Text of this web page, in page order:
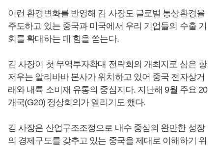
이런 환경변화를 반영해 김 사장도 글로벌 통상환경을
주도하고 있는 중국과 미국에서 우리 기업들의 수출 기
회를 확대하는 데 힘을 쏟는다.
김 사장이 첫 무역투자확대 전략회의 개최지로 삼은 항
저우는 알리바바 본사가 위치하고 있어 중국 전자상거
래와 내륙 소비재 유통의 중심지다. 지난해 9월 주요 20
개국(G20) 정상회의가 열리기도 했다.
김 사장은 산업구조조정으로 내수 중심의 완만한 성장
의 경제구도를 갖추고 있는 중국을 제대로 이해하기 위